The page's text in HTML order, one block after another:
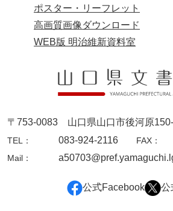
ポスター・リーフレット
高画質画像ダウンロード
WEB版 明治維新資料室
〒753-0083 山口県山口市後河原
TEL：
083-924-2116 FAX：
Mail：
公式Facebook 公